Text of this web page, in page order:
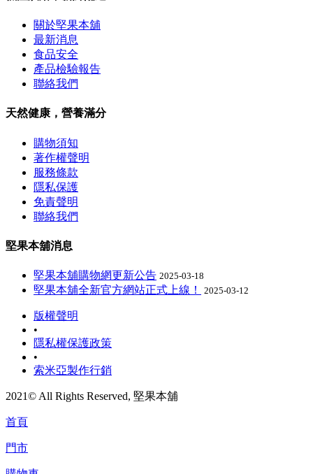
關於堅果本舖
最新消息
食品安全
產品檢驗報告
聯絡我們
天然健康，營養滿分
購物須知
著作權聲明
服務條款
隱私保護
免責聲明
聯絡我們
堅果本舖消息
堅果本舖購物網更新公告 2025-03-18
堅果本舖全新官方網站正式上線！ 2025-03-12
版權聲明
•
隱私權保護政策
•
索米亞製作行銷
2021© All Rights Reserved, 堅果本舖
首頁
門市